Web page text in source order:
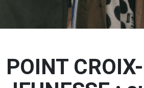
POINT